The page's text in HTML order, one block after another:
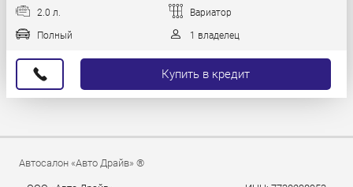
2.0 л. Вариатор
Полный 1 владелец
Купить в кредит
Автосалон «Авто Драйв» ®